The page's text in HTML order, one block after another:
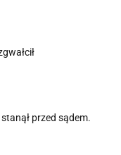
przed sądem.